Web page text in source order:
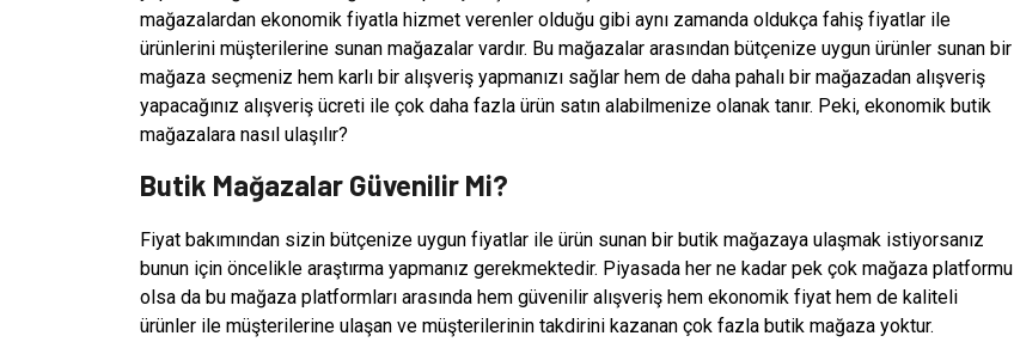
mağazalardan ekonomik fiyatla hizmet verenler olduğu gibi aynı zamanda oldukça fahiş fiyatlar ile
ürünlerini müşterilerine sunan mağazalar vardır. Bu mağazalar arasından bütçenize uygun ürünler sunan bir
mağaza seçmeniz hem karlı bir alışveriş yapmanızı sağlar hem de daha pahalı bir mağazadan alışveriş
yapacağınız alışveriş ücreti ile çok daha fazla ürün satın alabilmenize olanak tanır. Peki, ekonomik butik
mağazalara nasıl ulaşılır?
Butik Mağazalar Güvenilir Mi?
Fiyat bakımından sizin bütçenize uygun fiyatlar ile ürün sunan bir butik mağazaya ulaşmak istiyorsanız
bunun için öncelikle araştırma yapmanız gerekmektedir. Piyasada her ne kadar pek çok mağaza platformu
olsa da bu mağaza platformları arasında hem güvenilir alışveriş hem ekonomik fiyat hem de kaliteli
ürünler ile müşterilerine ulaşan ve müşterilerinin takdirini kazanan çok fazla butik mağaza yoktur.